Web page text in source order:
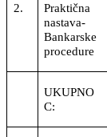
2.
Praktična
nastava-
Bankarske
procedure
UKUPNO
C: